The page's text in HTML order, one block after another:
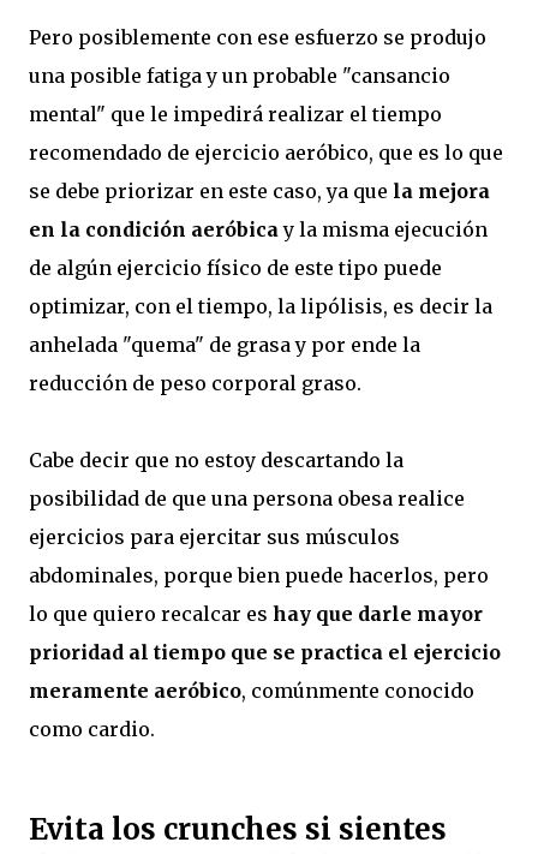
Pero posiblemente con ese esfuerzo se produjo
una posible fatiga y un probable "cansancio
mental" que le impedirá realizar el tiempo
recomendado de ejercicio aeróbico, que es lo que
se debe priorizar en este caso, ya que la mejora
en la condición aeróbica y la misma ejecución
de algún ejercicio físico de este tipo puede
optimizar, con el tiempo, la lipólisis, es decir la
anhelada "quema" de grasa y por ende la
reducción de peso corporal graso.
Cabe decir que no estoy descartando la
posibilidad de que una persona obesa realice
ejercicios para ejercitar sus músculos
abdominales, porque bien puede hacerlos, pero
lo que quiero recalcar es hay que darle mayor
prioridad al tiempo que se practica el ejercicio
meramente aeróbico, comúnmente conocido
como cardio.
Evita los crunches si sientes